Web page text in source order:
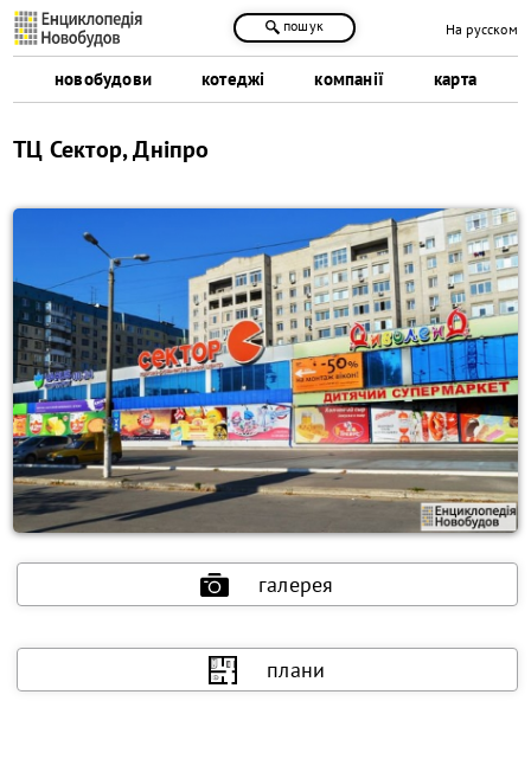
новобудови котеджі компанії карта
пошук На русском
ТЦ Сектор, Дніпро
галерея
плани